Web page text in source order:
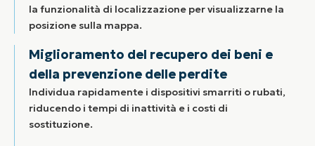
la funzionalità di localizzazione per visualizzarne la
posizione sulla mappa.
Miglioramento del recupero dei beni e
della prevenzione delle perdite
Individua rapidamente i dispositivi smarriti o rubati,
riducendo i tempi di inattività e i costi di
sostituzione.